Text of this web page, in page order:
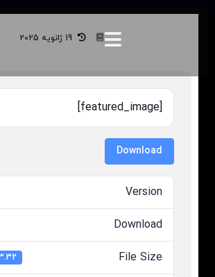
[featured_image]
Download
Version
Download
File Size
MB